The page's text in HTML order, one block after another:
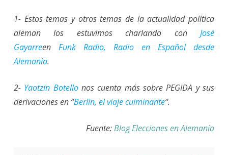
1- Estos temas y otros temas de la actualidad política
aleman los estuvimos charlando conJosé
Gayarreen Funk Radio, Radio en Español desde
Alemania.
2- Yaotzin Botellonos cuenta más sobre PEGIDA y sus
derivaciones en “Berlin, el viaje culminante“.
Fuente:Blog Elecciones en Alemania